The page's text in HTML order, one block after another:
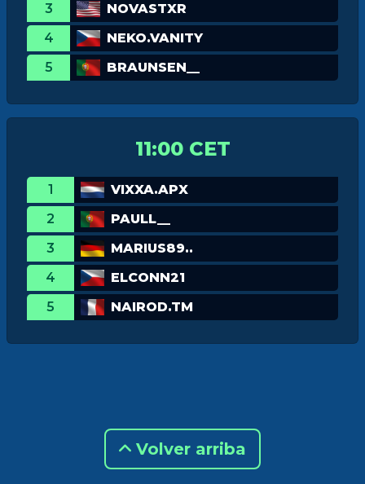
3
NOVASTXR
4
NEKO.VANITY
5
BRAUNSEN__
11:00 CET
1
VIXXA.APX
2
PAULL__
3
MARIUS89..
4
ELCONN21
5
NAIROD.TM
Volver arriba